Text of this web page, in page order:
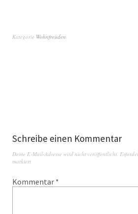
Kategorie Wohnfreuden
Schreibe einen Kommentar
Deine E-Mail-Adresse wird nicht veröffentlicht.
markiert
Kommentar *